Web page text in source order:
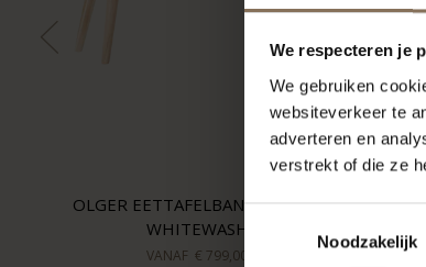
We respecteren je
We gebruiken
websiteverkeer te
adverteren en
verstrekt of die ze
Noodzakelijk
OLGER EETTAFELBANK | EIKEN
WHITEWASH
VANAF € 799,00